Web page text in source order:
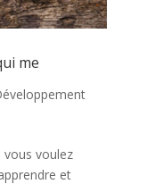
me
vous voulez
et